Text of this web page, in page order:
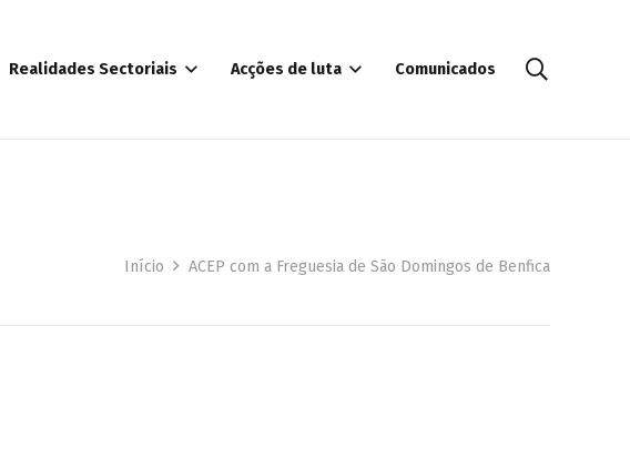
Realidades Sectoriais Acções de luta Comunicados
Início ACEP com a Freguesia de São Domingos de Benfica